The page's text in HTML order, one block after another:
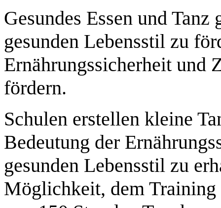
Gesundes Essen und
gesunden Lebensstil zu
Ernährungssicherheit und
fördern.
Schulen erstellen kleine
Bedeutung der
gesunden Lebensstil zu
Möglichkeit, dem Training